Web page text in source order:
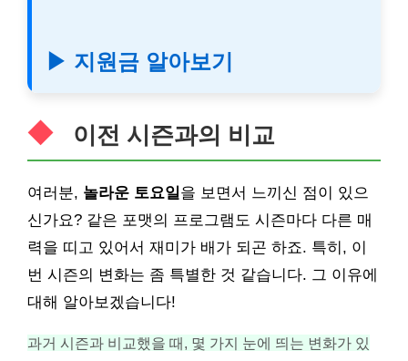
▶ 지원금 알아보기
이전 시즌과의 비교
여러분, 놀라운 토요일을 보면서 느끼신 점이 있으
신가요? 같은 포맷의 프로그램도 시즌마다 다른 매
력을 띠고 있어서 재미가 배가 되곤 하죠. 특히, 이
번 시즌의 변화는 좀 특별한 것 같습니다. 그 이유에
대해 알아보겠습니다!
과거 시즌과 비교했을 때, 몇 가지 눈에 띄는 변화가 있